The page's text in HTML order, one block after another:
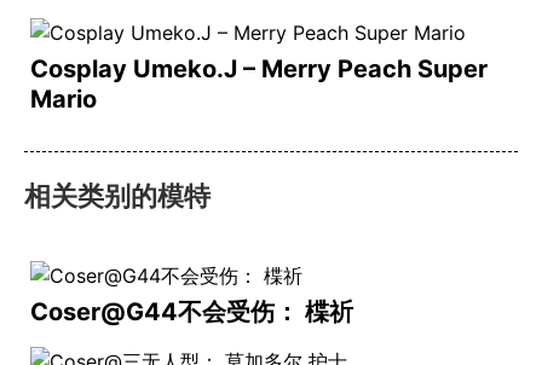
Cosplay Umeko.J – Merry Peach Super
Mario
相关类别的模特
Coser@G44不会受伤： 楪祈